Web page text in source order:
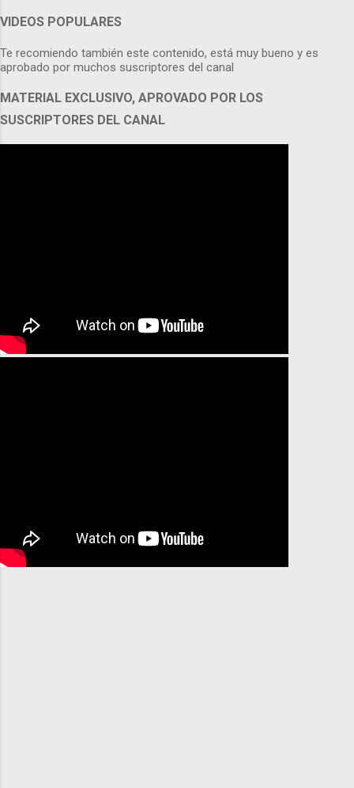
VIDEOS POPULARES
Te recomiendo también este contenido, está muy bueno y es
aprobado por muchos suscriptores del canal
MATERIAL EXCLUSIVO, APROVADO POR LOS
SUSCRIPTORES DEL CANAL